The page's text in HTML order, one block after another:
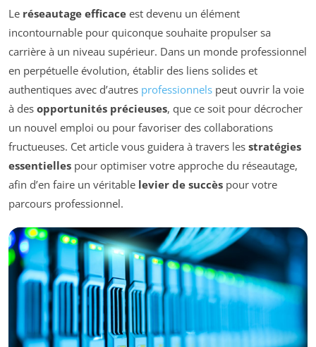
Le réseautage efficace est devenu un élément
incontournable pour quiconque souhaite propulser sa
carrière à un niveau supérieur. Dans un monde professionnel
en perpétuelle évolution, établir des liens solides et
authentiques avec d’autres professionnels peut ouvrir la voie
à des opportunités précieuses, que ce soit pour décrocher
un nouvel emploi ou pour favoriser des collaborations
fructueuses. Cet article vous guidera à travers les stratégies
essentielles pour optimiser votre approche du réseautage,
afin d’en faire un véritable levier de succès pour votre
parcours professionnel.